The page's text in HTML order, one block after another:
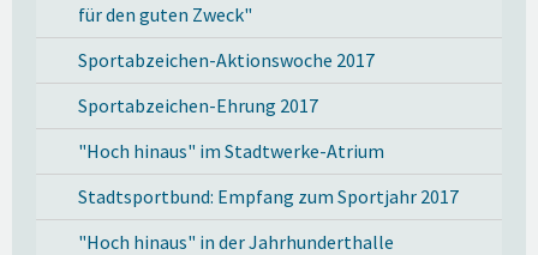
für den guten Zweck"
Sportabzeichen-Aktionswoche 2017
Sportabzeichen-Ehrung 2017
"Hoch hinaus" im Stadtwerke-Atrium
Stadtsportbund: Empfang zum Sportjahr 2017
"Hoch hinaus" in der Jahrhunderthalle